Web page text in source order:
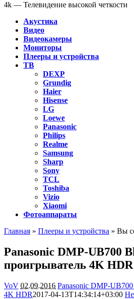
4k — Телевидение высокой четкости
Акустика
Видео
Видеокамеры
Мониторы
Плееры и устройства
ТВ
DEXP
Grundig
Haier
Hisense
LG
Loewe
Panasonic
Philips
Realme
Samsung
Sharp
Sony
TCL
Toshiba
Vizio
Xiaomi
Фотоаппараты
Главная » Плееры и устройства » Вы
Panasonic DMP-UB700
проигрыватель 4K HDR
VoV 02.09.2016 Panasonic DMP-
4K HDR2017-04-13T14:34:14+03:00